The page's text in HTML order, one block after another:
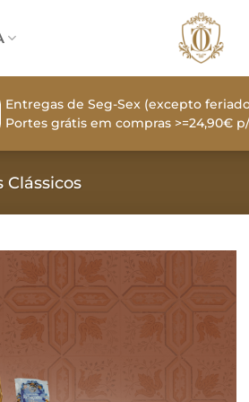
Entregas de Seg-Sex (excepto
Portes grátis em compras >=24,90€
Clássicos